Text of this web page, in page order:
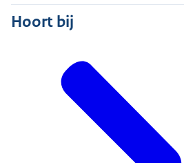
Hoort bij